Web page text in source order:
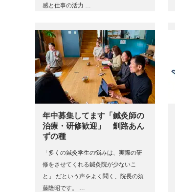
感と仕事の活力 …
年中募集してます「鍼灸師の
治療・研修歓迎」 釧路あん
ずの種
「多くの鍼灸学生の悩みは、実際の研
修をさせてくれる鍼灸院が少ないこ
と」 だという声をよく聞く、院長の須
藤隆昭です。 …